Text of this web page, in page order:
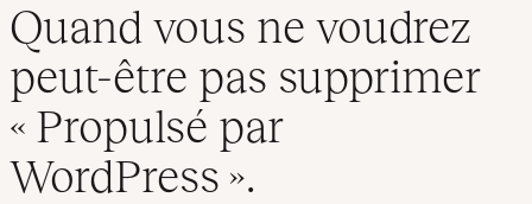
Quand vous ne voudrez
peut-être pas supprimer
« Propulsé par
WordPress ».